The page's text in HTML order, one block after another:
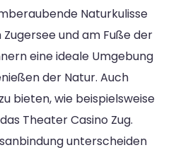
Naturkulisse
und am Fuße der
eine ideale Umgebung
der Natur. Auch
bieten, wie beispielsweise
Theater Casino Zug.
unterscheiden